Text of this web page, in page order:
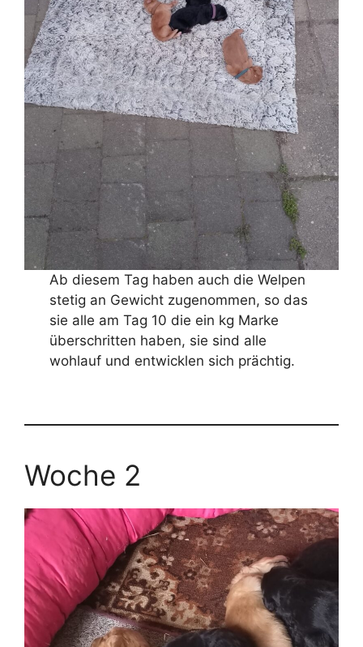
Ab diesem Tag haben auch die Welpen
stetig an Gewicht zugenommen, so das
sie alle am Tag 10 die ein kg Marke
überschritten haben, sie sind alle
wohlauf und entwicklen sich prächtig.
Woche 2